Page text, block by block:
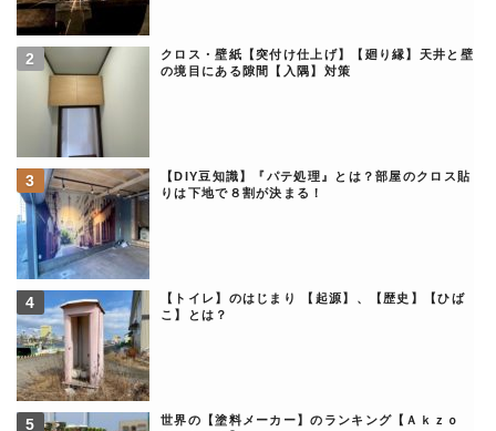
クロス・壁紙【突付け仕上げ】【廻り縁】天井と壁
の境目にある隙間【入隅】対策
【DIY豆知識】『パテ処理』とは？部屋のクロス貼
りは下地で８割が決まる！
【トイレ】のはじまり 【起源】、【歴史】【ひば
こ】とは？
世界の【塗料メーカー】のランキング【Ａｋｚｏ